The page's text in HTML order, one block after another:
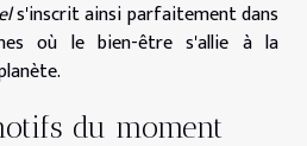
s'inscrit ainsi parfaitement dans
où le bien-être s'allie à la
du moment